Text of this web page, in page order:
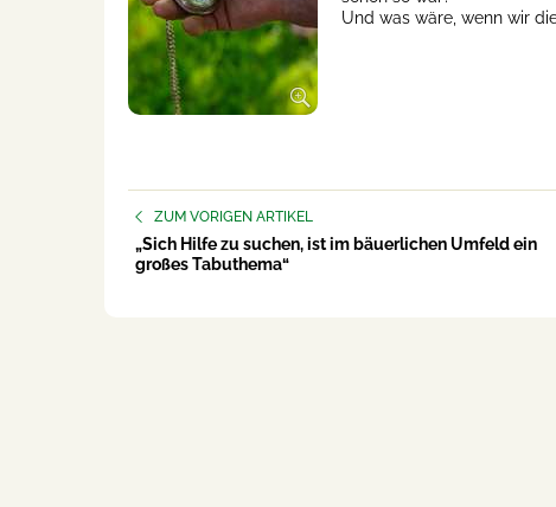
Und was wäre, wenn wir
ZUM VORIGEN ARTIKEL
„Sich Hilfe zu suchen, ist im bäuerlichen Umfeld ein
großes Tabuthema“